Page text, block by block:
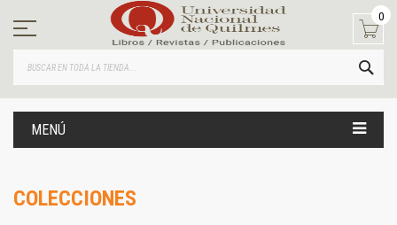
contenido
0
MENÚ
COLECCIONES